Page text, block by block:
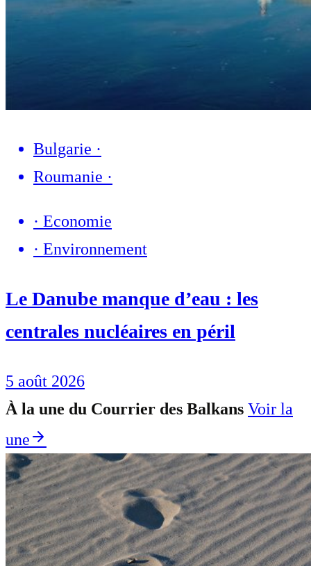
Bulgarie ·
Roumanie ·
· Economie
· Environnement
Le Danube manque d’eau : les
centrales nucléaires en péril
5 août 2026
À la une du Courrier des Balkans Voir la
une